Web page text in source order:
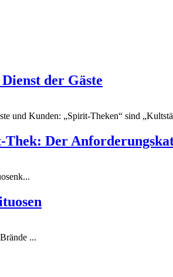
der Gäste
und Kunden: „Spirit-Theken“ sind
Thek: Der
...